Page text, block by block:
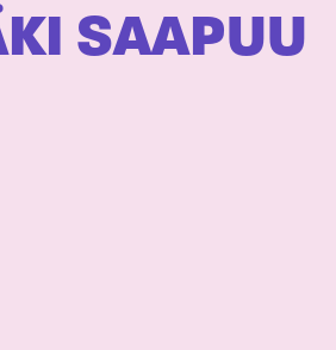
SAAPUU